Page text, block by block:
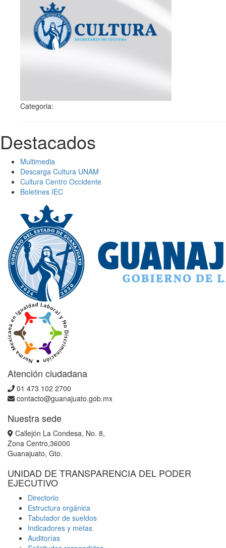
Categoria:
Destacados
Multimedia
Descarga Cultura UNAM
Cultura Centro Occidente
Boletines IEC
Atención ciudadana
01 473 102 2700
contacto@guanajuato.gob.mx
Nuestra sede
Callejón La Condesa, No. 8,
Zona Centro,36000
Guanajuato, Gto.
UNIDAD DE TRANSPARENCIA DEL PODER
EJECUTIVO
Directorio
Estructura orgánica
Tabulador de sueldos
Indicadores y metas
Auditorías